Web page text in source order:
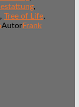
,
, Tree of Life,
AutorFrank